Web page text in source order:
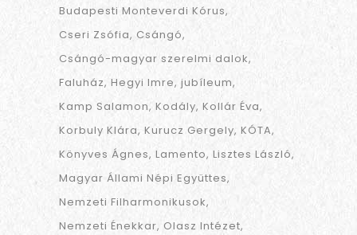
Budapesti Monteverdi Kórus
Cseri Zsófia Csángó
Csángó-magyar szerelmi dalok
Faluház Hegyi Imre jubíleum
Kamp Salamon Kodály Kollár Éva
Korbuly Klára Kurucz Gergely KÓTA
Könyves Ágnes Lamento Lisztes László
Magyar Állami Népi Együttes
Nemzeti Filharmonikusok
Nemzeti Énekkar Olasz Intézet